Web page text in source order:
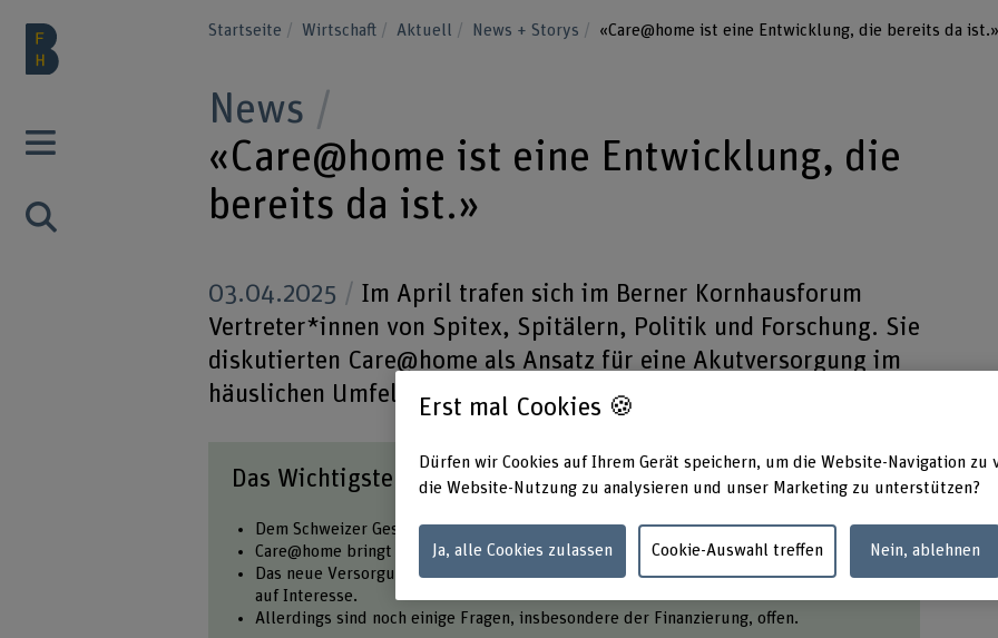
Startseite Wirtschaft Aktuell News + Storys «Care@home ist eine Entwicklung, die bereits da ist.»
News
«Care@home ist eine Entwicklung, die
bereits da ist.»
03.04.2025
Im April trafen sich im Berner Kornhausforum
Vertreter*innen von Spitex, Spitälern, Politik und Forschung. Sie
diskutierten Care@home als Ansatz für eine Akutversorgung im
häuslichen Umfeld, statt im Spital.
Das Wichtigste in Kürze
Dem Schweizer Gesundheitssystem fehlen Fachkräfte.
Care@home bringt spitaläquivalente Versorgung ins zu Hause der Patient*innen.
Das neue Versorgungsmodell stösst bei vielen Akteur*innen im Gesundheitswesen
auf Interesse.
Allerdings sind noch einige Fragen, insbesondere der Finanzierung, offen.
Erst mal Cookies 🍪
Dürfen wir Cookies auf Ihrem Gerät speichern, um die Website-Navigation zu
die Website-Nutzung zu analysieren und unser Marketing zu unterstützen?
Ja, alle Cookies zulassen Cookie-Auswahl treffen Nein, ablehnen